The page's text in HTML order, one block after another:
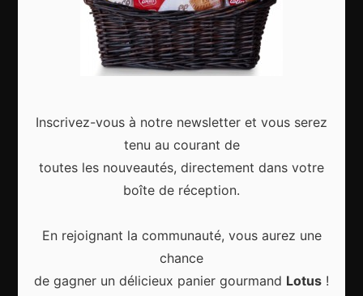
Articles récents
Gagnez le city trip de vos rêves pour Noël 2024
Sport d’hiver, cinq destinations incontournables
Inscrivez-vous à notre newsletter et vous serez
tenu au courant de
toutes les nouveautés, directement dans votre
boîte de réception.
En rejoignant la communauté, vous aurez une
chance
de gagner un délicieux panier gourmand Lotus !